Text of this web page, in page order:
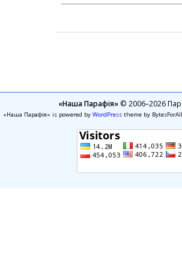
«Наша Парафія»© 2006–2026
«Наша Парафія» is powered by WordPresstheme by